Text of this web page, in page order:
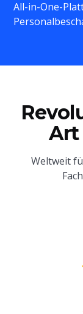
All-in-One-
Art
Weltweit